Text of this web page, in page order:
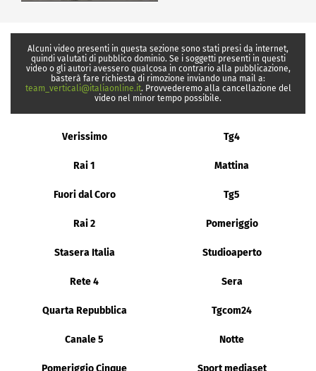
Alcuni video presenti in questa sezione sono stati presi da internet,
quindi valutati di pubblico dominio. Se i soggetti presenti in questi
video o gli autori avessero qualcosa in contrario alla pubblicazione,
basterà fare richiesta di rimozione inviando una mail a:
team_verticali@italiaonline.it. Provvederemo alla cancellazione del
video nel minor tempo possibile.
Verissimo Tg4
Rai 1 Mattina
Fuori dal Coro Tg5
Rai 2 Pomeriggio
Stasera Italia Studioaperto
Rete 4 Sera
Quarta Repubblica Tgcom24
Canale 5 Notte